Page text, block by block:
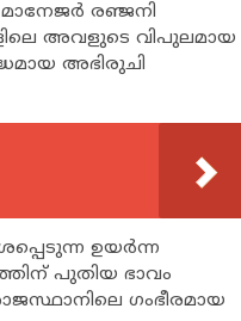
രഞ്ജനി
അവളുടെ വിപുലമായ
അഭിരുചി
ഉയർന്ന
പുതിയ ഭാവം
ഗംഭീരമായ